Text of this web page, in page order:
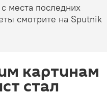
места последних
смотрите на Sputnik
картинам
стал